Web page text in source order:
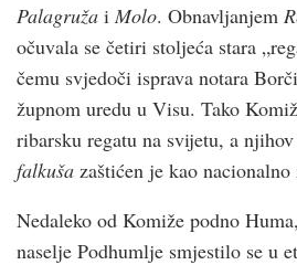
Palagruža i Molo. Obnavljanjem
očuvala se četiri stoljeća stara
čemu svjedoči isprava notara
župnom uredu u Visu. Tako
ribarsku regatu na svijetu, a
falkuša zaštićen je kao
Nedaleko od Komiže podno
naselje Podhumlje smjestilo se u